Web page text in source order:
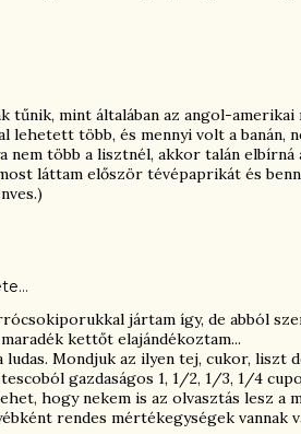
tűnik, mint általában az angol-
lehetett több, és mennyi volt a banán,
nem több a lisztnél, akkor talán
láttam először tévépaprikát és
jártam így, de abból
kettőt elajándékoztam...
ludas. Mondjuk az ilyen tej, cukor, liszt
gazdaságos 1, 1/2, 1/3, 1/4
hogy nekem is az olvasztás lesz a
rendes mértékegységek vannak